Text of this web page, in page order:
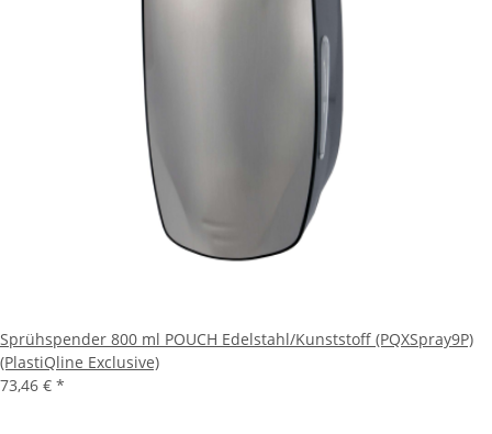
Sprühspender 800 ml POUCH Edelstahl/Kunststoff (PQXSpray9P)
(PlastiQline Exclusive)
73,46 € *